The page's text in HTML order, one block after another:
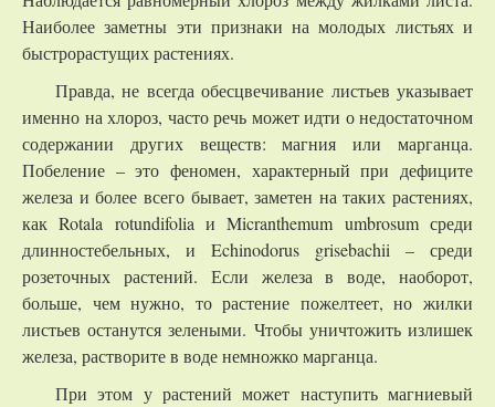
Наиболее заметны эти признаки на молодых листьях и
быстрорастущих растениях.
Правда, не всегда обесцвечивание листьев указывает
именно на хлороз, часто речь может идти о недостаточном
содержании других веществ: магния или марганца.
Побеление – это феномен, характерный при дефиците
железа и более всего бывает, заметен на таких растениях,
как Rotala rotundifolia и Micranthemum umbrosum среди
длинностебельных, и Echinodorus grisebachii – среди
розеточных растений. Если железа в воде, наоборот,
больше, чем нужно, то растение пожелтеет, но жилки
листьев останутся зелеными. Чтобы уничтожить излишек
железа, растворите в воде немножко марганца.
При этом у растений может наступить магниевый